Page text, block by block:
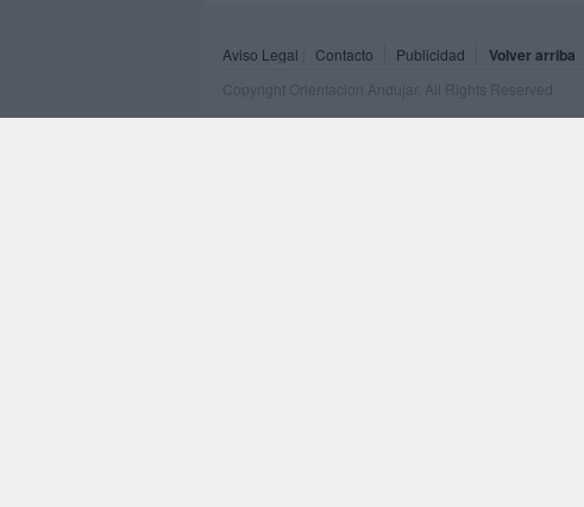
Aviso Legal Contacto Publicidad Volver arriba